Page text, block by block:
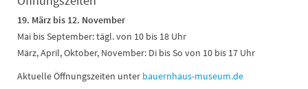
19. März bis 12. November
Mai bis September: tägl. von 10 bis 18 Uhr
März, April, Oktober, November: Di bis So von 10 bis 17 Uhr
Aktuelle Öffnungszeiten unter bauernhaus-museum.de